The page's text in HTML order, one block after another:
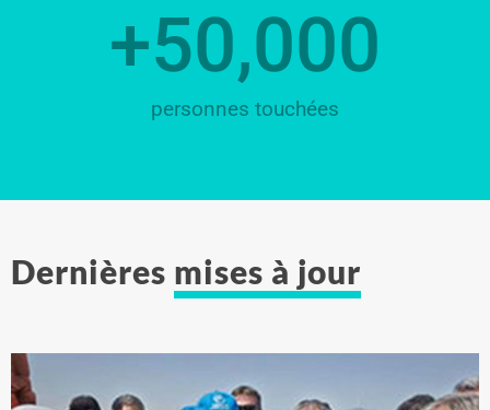
personnes touchées
+50,000
Dernières mises à jour